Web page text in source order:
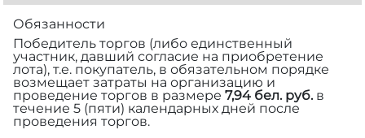
Обязанности
Победитель торгов (либо единственный
участник, давший согласие на приобретение
лота), т.е. покупатель, в обязательном порядке
возмещает затраты на организацию и
проведение торгов в размере 7,94 бел. руб.в
течение 5 (пяти) календарных дней после
проведения торгов.